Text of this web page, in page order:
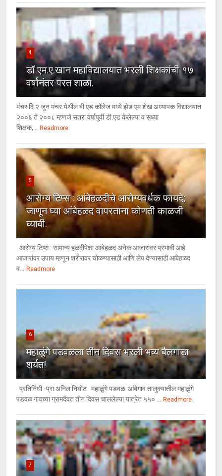
4
डॉ एम.ए.खान महाविद्यालयात भरली शिक्षकांची १७
वर्षांनंतर परत शाळा.
मंचर दि.२ जुन मंचर येथील बी एड कॉलेज मध्ये झेड एम शेख अध्यापक विद्यालयात
२००६ ते २००८ म्हणजे सतरा वर्षापुर्वी डी.एड केलेल्या व सध्या
शिक्षक,... Readmore
5
आरोग्य टिप्स : आंबेहळदीचे आरोग्यवर्धक फायदे;
जाणून घ्या आंबेहळद वापरताना कोणती काळजी
घ्यावी.
आरोग्य टिप्स : सामान्य हळदीपेक्षा आंबेहळद अनेक आजारांवर प्रभावी आहे.
आजारांवर उपाय म्हणून शरीरावर चोळण्यासाठी आणि लेप देण्यासाठी आंबेहळद
व... Readmore
6
महाळुंगे पडवळला तीन दिवस भरली भव्य बैलगाडा
शर्यत!
प्रतिनिधी -प्रा.अनिल निघोट महाळुंगे पडवळ आंबेगाव तालुक्यातील महाळुंगे
पडवळ गावच्या ग्रामदैवत तीन दिवस चाललेल्या यात्रेत ५५० ... Readmore
7